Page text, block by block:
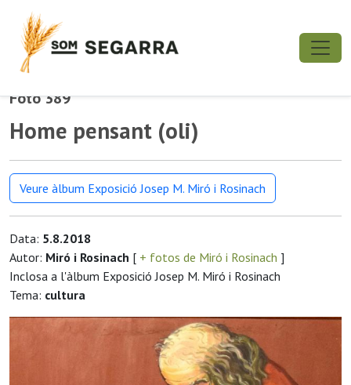
Foto 389
Home pensant (oli)
Veure àlbum Exposició Josep M. Miró i Rosinach
Data: 5.8.2018
Autor: Miró i Rosinach [ + fotos de Miró i Rosinach ]
Inclosa a l'àlbum Exposició Josep M. Miró i Rosinach
Tema: cultura